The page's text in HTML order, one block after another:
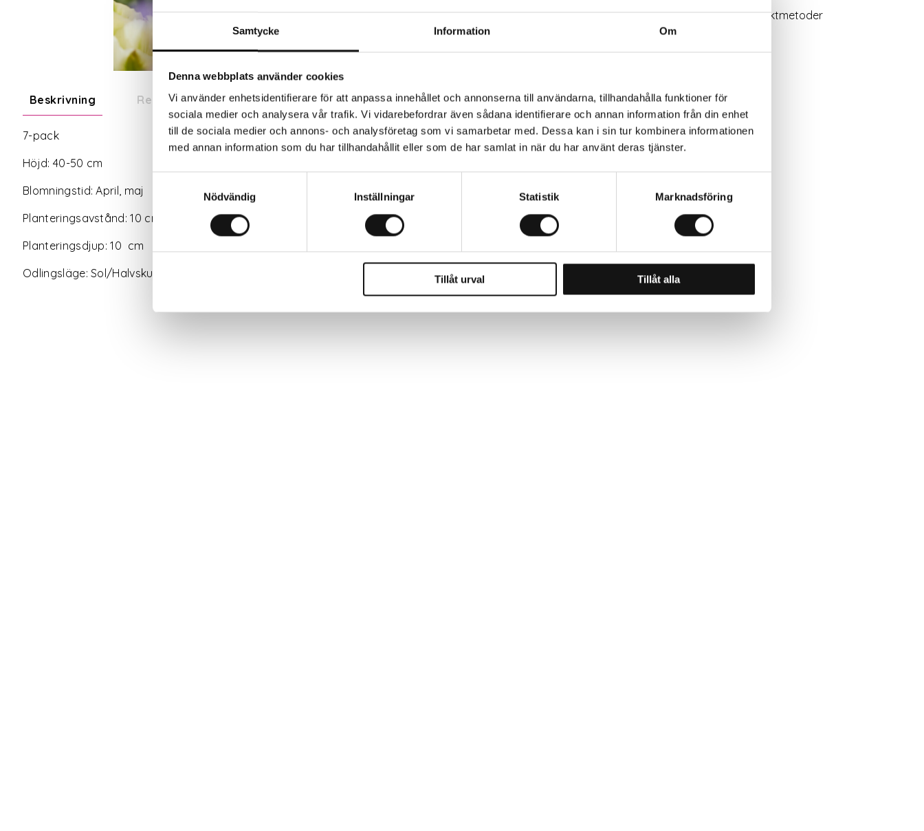
Samtycke Information Om
Denna webbplats använder cookies
Vi använder enhetsidentifierare för att anpassa innehållet och annonserna till användarna, tillhandahålla funktioner för
sociala medier och analysera vår trafik. Vi vidarebefordrar även sådana identifierare och annan information från din enhet
till de sociala medier och annons- och analysföretag som vi samarbetar med. Dessa kan i sin tur kombinera informationen
med annan information som du har tillhandahållit eller som de har samlat in när du har använt deras tjänster.
Nödvändig
Inställningar Statistik Marknadsföring
Tillåt urval Tillåt alla
Trygg betalning Ekologiskt utbud Valbara fraktmetoder
Beskrivning Recensioner
7-pack
Höjd: 40-50 cm
Blomningstid: April, maj
Planteringsavstånd: 10 cm
Planteringsdjup: 10 cm
Odlingsläge: Sol/Halvskugga